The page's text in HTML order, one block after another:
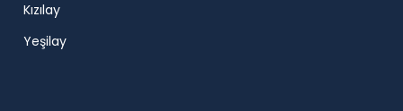
Kızılay
Yeşilay